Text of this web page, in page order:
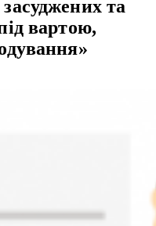
та
вартою,